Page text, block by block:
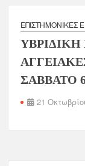
ΕΠΙΣΤΗΜΟΝΙΚΈΣ
ΣΑΒΒΑΤΟ
21